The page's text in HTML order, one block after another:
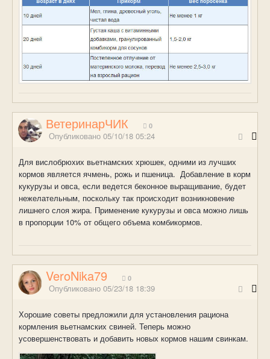
ВетеринарЧИК 0
Опубликовано 05/10/18 05:24
Для вислобрюхих вьетнамских хрюшек, одними из лучших
кормов является ячмень, рожь и пшеница. Добавление в корм
кукурузы и овса, если ведется беконное выращивание, будет
нежелательным, поскольку так происходит возникновение
лишнего слоя жира. Применение кукурузы и овса можно лишь
в пропорции 10% от общего объема комбикормов.
VeroNika79 0
Опубликовано 05/23/18 18:39
Хорошие советы предложили для установления рациона
кормления вьетнамских свиней. Теперь можно
усовершенствовать и добавить новых кормов нашим свинкам.